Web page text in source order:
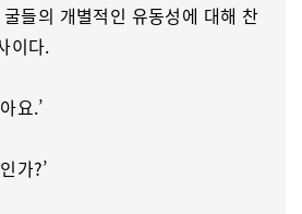
들의 개별적인 유동성에 대해 찬
이다.
요.’
가?’